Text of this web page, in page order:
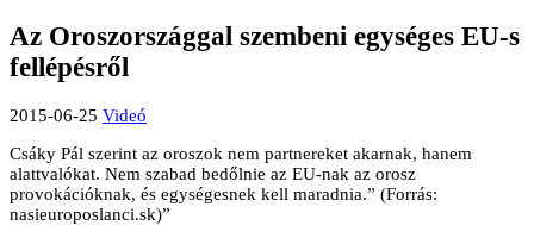
Az Oroszországgal szembeni egységes EU-s
fellépésről
2015-06-25 Videó
Csáky Pál szerint az oroszok nem partnereket akarnak, hanem
alattvalókat. Nem szabad bedőlnie az EU-nak az orosz
provokációknak, és egységesnek kell maradnia.” (Forrás:
nasieuroposlanci.sk)”